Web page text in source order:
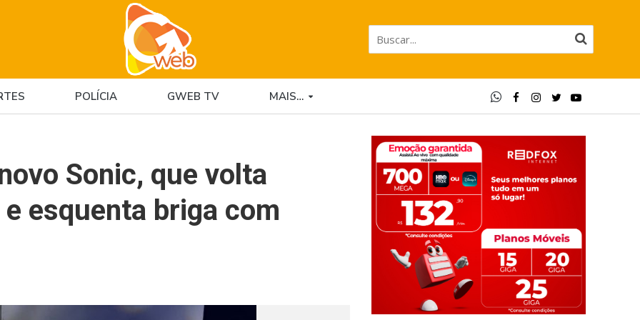
POLÍCIA GWEB TV MAIS…
Sonic, que volta
esquenta briga com